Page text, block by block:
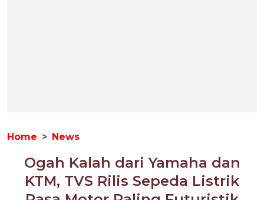
Home News
Ogah Kalah dari Yamaha dan
KTM, TVS Rilis Sepeda Listrik